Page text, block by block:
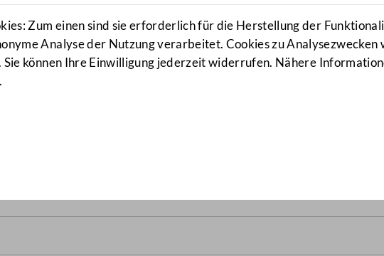
Zum einen sind sie erforderlich für die Herstellung der
Analyse der Nutzung verarbeitet. Cookies zu Analysezwecken
können Ihre Einwilligung jederzeit widerrufen. Nähere
.
2004